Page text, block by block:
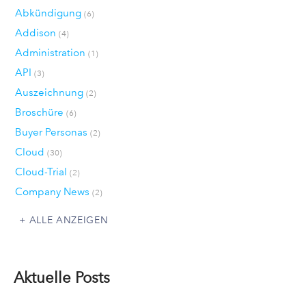
Abkündigung (6)
Addison (4)
Administration (1)
API (3)
Auszeichnung (2)
Broschüre (6)
Buyer Personas (2)
Cloud (30)
Cloud-Trial (2)
Company News (2)
ALLE ANZEIGEN
Aktuelle Posts